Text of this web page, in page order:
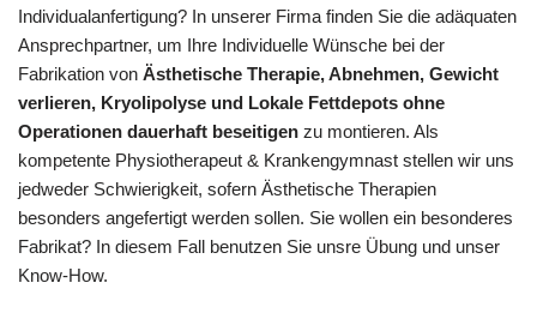
Individualanfertigung? In unserer Firma finden Sie die adäquaten
Ansprechpartner, um Ihre Individuelle Wünsche bei der
Fabrikation von Ästhetische Therapie, Abnehmen, Gewicht
verlieren, Kryolipolyse und Lokale Fettdepots ohne
Operationen dauerhaft beseitigen zu montieren. Als
kompetente Physiotherapeut & Krankengymnast stellen wir uns
jedweder Schwierigkeit, sofern Ästhetische Therapien
besonders angefertigt werden sollen. Sie wollen ein besonderes
Fabrikat? In diesem Fall benutzen Sie unsre Übung und unser
Know-How.